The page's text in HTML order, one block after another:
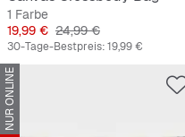
1 Farbe
Preis
19,99 € Originalpreis
24,99 €
30-Tage-Bestpreis:19,99 €
NUR ONLINE